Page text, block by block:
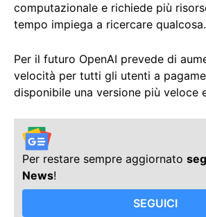
computazionale e richiede più
tempo impiega a ricercare qualcosa.
Per il futuro OpenAI prevede di
velocità per tutti gli utenti a
disponibile una versione più veloce
Per restare sempre aggiornato
News!
SEGUICI